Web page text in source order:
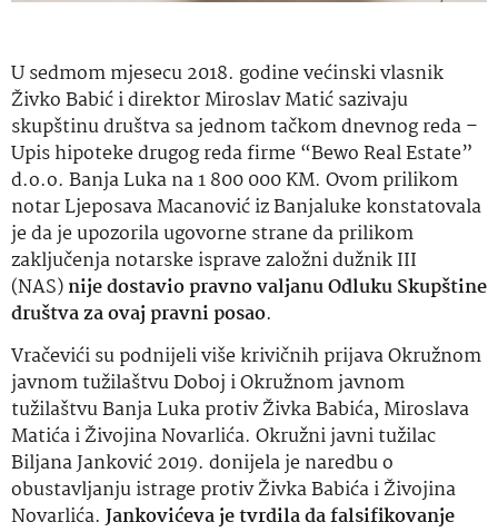
U sedmom mjesecu 2018. godine većinski vlasnik
Živko Babić i direktor Miroslav Matić sazivaju
skupštinu društva sa jednom tačkom dnevnog reda –
Upis hipoteke drugog reda firme “Bewo Real Estate”
d.o.o. Banja Luka na 1 800 000 KM. Ovom prilikom
notar Ljeposava Macanović iz Banjaluke konstatovala
je da je upozorila ugovorne strane da prilikom
zaključenja notarske isprave založni dužnik III
(NAS)nije dostavio pravno valjanu Odluku Skupštine
društva za ovaj pravni posao.
Vračevići su podnijeli više krivičnih prijava Okružnom
javnom tužilaštvu Doboj i Okružnom javnom
tužilaštvu Banja Luka protiv Živka Babića, Miroslava
Matića i Živojina Novarlića. Okružni javni tužilac
Biljana Janković 2019. donijela je naredbu o
obustavljanju istrage protiv Živka Babića i Živojina
Novarlića.Jankovićeva je tvrdila da falsifikovanje